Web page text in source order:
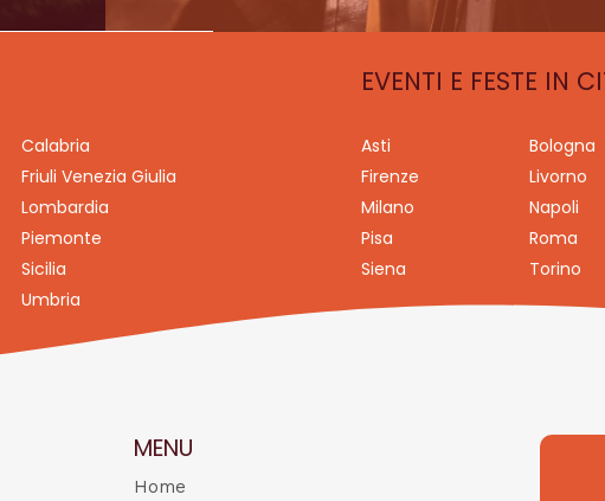
Calabria
Friuli Venezia Giulia
Lombardia
Piemonte
Sicilia
Umbria
EVENTI E FESTE IN
Asti Bologna
Firenze
Livorno
Milano
Napoli
Pisa
Roma
Siena
Torino
MENU
Home